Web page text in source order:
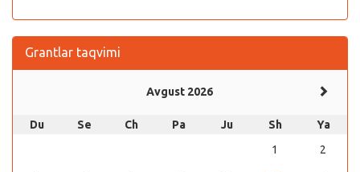
Grantlar taqvimi
Avgust 2026
Du Se Ch Pa Ju Sh
Ya
1
2